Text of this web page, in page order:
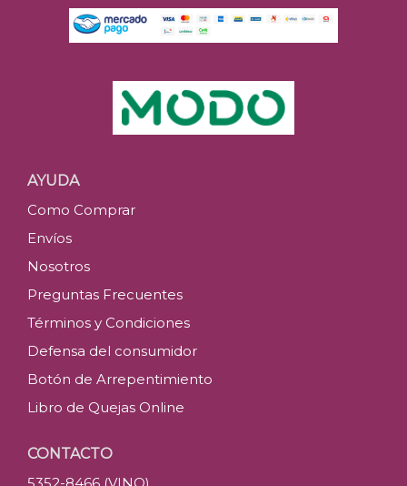
AYUDA
Como Comprar
Envíos
Nosotros
Preguntas Frecuentes
Términos y Condiciones
Defensa del consumidor
Botón de Arrepentimiento
Libro de Quejas Online
CONTACTO